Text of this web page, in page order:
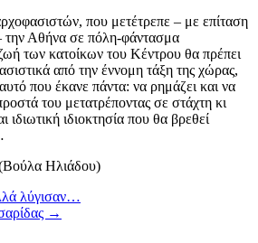
που μετέτρεπε – με επίταση
την Αθήνα σε πόλη-φάντασμα
των κατοίκων του Κέντρου θα πρέπει
από την έννομη τάξη της χώρας,
που έκανε πάντα: να ρημάζει και να
του μετατρέποντας σε στάχτη κι
ιδιωτική ιδιοκτησία που θα βρεθεί
Ηλιάδου)
λύγισαν…
→